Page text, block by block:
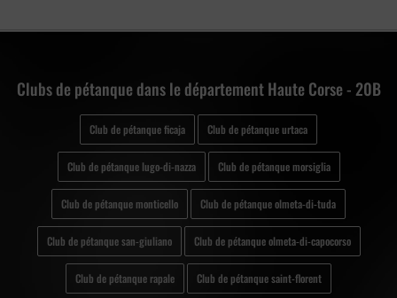
Clubs de pétanque dans le département Haute Corse - 20B
Club de pétanque ficaja Club de pétanque urtaca
Club de pétanque lugo-di-nazza Club de pétanque morsiglia
Club de pétanque monticello Club de pétanque olmeta-di-tuda
Club de pétanque san-giuliano Club de pétanque olmeta-di-capocorso
Club de pétanque rapale Club de pétanque saint-florent